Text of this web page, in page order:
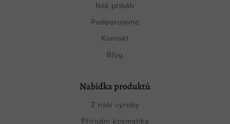
Náš příběh
Podporujeme
Kontakt
Blog
Nabídka produktů
Z naší výroby
Přírodní kosmetika